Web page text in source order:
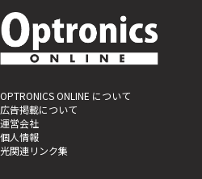
OPTRONICS ONLINE について
広告掲載について
運営会社
個人情報
光関連リンク集